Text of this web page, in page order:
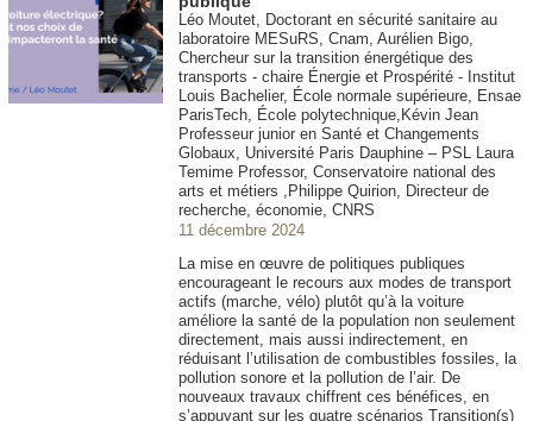
Léo Moutet, Doctorant en sécurité sanitaire au
laboratoire MESuRS, Cnam, Aurélien Bigo,
Chercheur sur la transition énergétique des
transports - chaire Énergie et Prospérité - Institut
Louis Bachelier, École normale supérieure, Ensae
ParisTech, École polytechnique,Kévin Jean
Professeur junior en Santé et Changements
Globaux, Université Paris Dauphine – PSL Laura
Temime Professor, Conservatoire national des
arts et métiers ,Philippe Quirion, Directeur de
recherche, économie, CNRS
11 décembre 2024
La mise en œuvre de politiques publiques
encourageant le recours aux modes de transport
actifs (marche, vélo) plutôt qu’à la voiture
améliore la santé de la population non seulement
directement, mais aussi indirectement, en
réduisant l’utilisation de combustibles fossiles, la
pollution sonore et la pollution de l’air. De
nouveaux travaux chiffrent ces bénéfices, en
s’appuyant sur les quatre scénarios Transition(s)